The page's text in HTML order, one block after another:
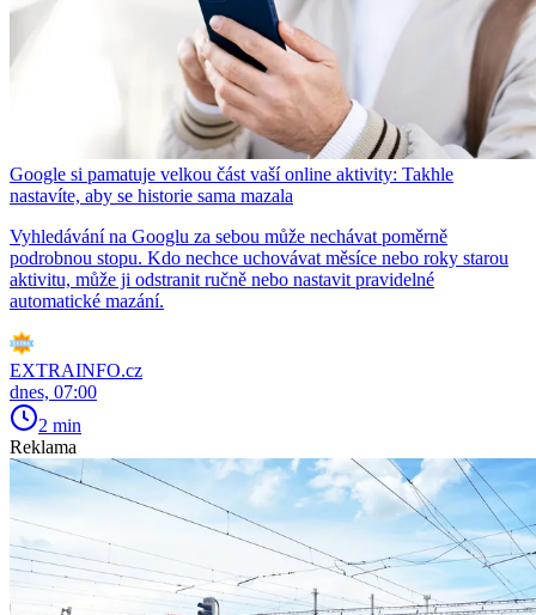
Google si pamatuje velkou část vaší online aktivity: Takhle
nastavíte, aby se historie sama mazala
Vyhledávání na Googlu za sebou může nechávat poměrně
podrobnou stopu. Kdo nechce uchovávat měsíce nebo roky starou
aktivitu, může ji odstranit ručně nebo nastavit pravidelné
automatické mazání.
EXTRAINFO.cz
dnes, 07:00
2 min
Reklama